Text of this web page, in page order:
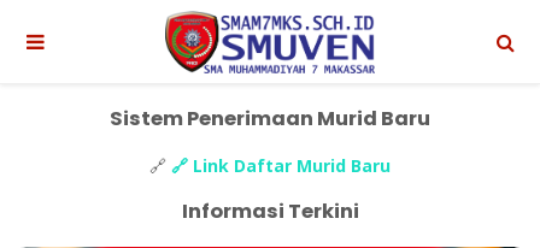
Sistem Penerimaan Murid Baru
🔗 🔗 Link Daftar Murid Baru
Informasi Terkini